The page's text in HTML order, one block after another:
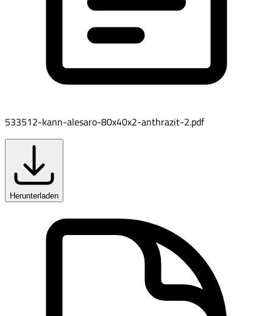
533512-kann-alesaro-80x40x2-anthrazit-2.pdf
Herunterladen